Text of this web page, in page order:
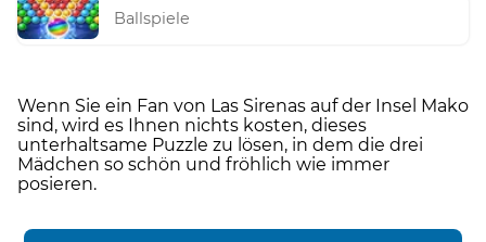
Ballspiele
Wenn Sie ein Fan von Las Sirenas auf der Insel Mako
sind, wird es Ihnen nichts kosten, dieses
unterhaltsame Puzzle zu lösen, in dem die drei
Mädchen so schön und fröhlich wie immer
posieren.